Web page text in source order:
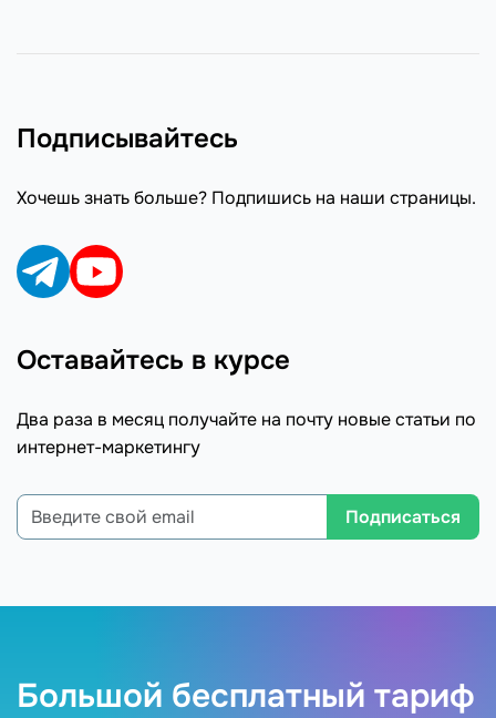
Подписывайтесь
Хочешь знать больше? Подпишись на наши страницы.
Оставайтесь в курсе
Два раза в месяц получайте на почту новые статьи по
интернет-маркетингу
Подписаться
Большой бесплатный тариф